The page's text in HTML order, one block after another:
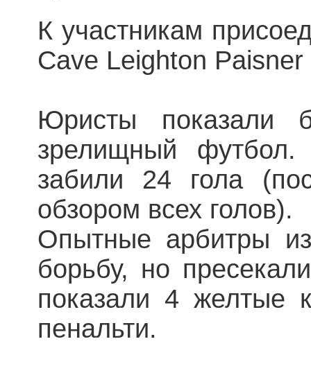
К участникам
Cave Leighton
Юристы показали
зрелищный
забили 24 гола
обзором всех голов).
Опытные арбитры
борьбу, но
показали 4 желтые
пенальти.